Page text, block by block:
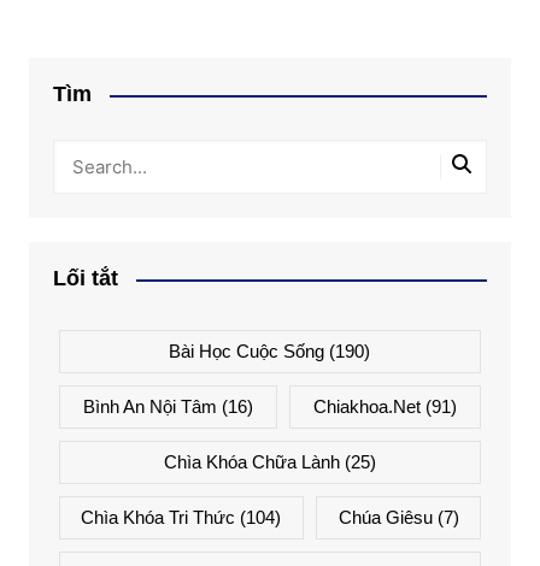
Tìm
Lối tắt
Bài Học Cuộc Sống (190)
Bình An Nội Tâm (16) Chiakhoa.net (91)
Chìa Khóa Chữa Lành(25)
Chìa Khóa Tri Thức (104) Chúa Giêsu(7)